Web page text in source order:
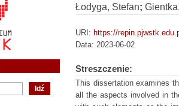
Łodyga, Stefan;
URI: https://
Data: 2023-06-02
Streszczenie:
This dissertation examines
all the aspects involved in